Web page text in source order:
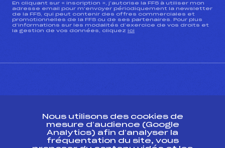
En cliquant sur « inscription », j’autorise la FFS à utiliser mon
adresse email pour m’envoyer périodiquement la newsletter
de la FFS, qui peut contenir des offres commerciales et
promotionnelles de la FFS ou de ses partenaires. Pour plus
d’informations sur les modalités d’exercice de vos droits et
la gestion de vos données, cliquez ici
ESPACE PRESSE
Ressources
Nous utilisons des cookies de
mesure d’audience (Google
Analytics) afin d’analyser la
fréquentation du site, vous